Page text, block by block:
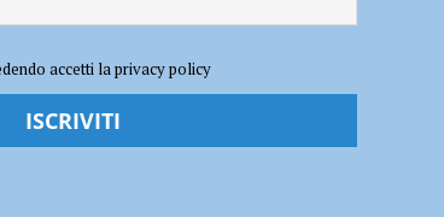
2027 NOTIZIE
accetti la privacy policy